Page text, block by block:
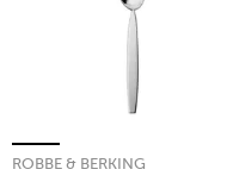
ROBBE & BERKING